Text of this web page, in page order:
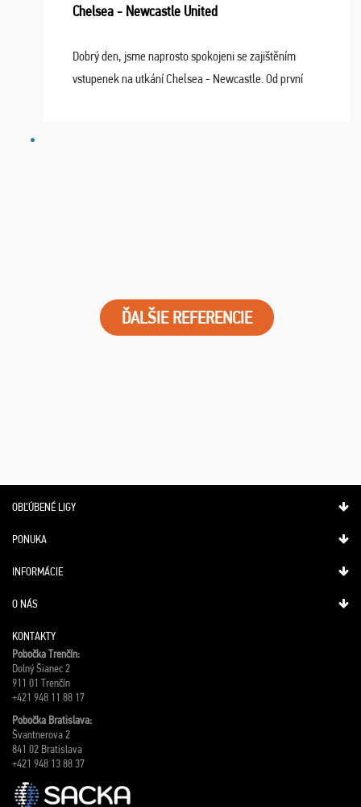
Chelsea - Newcastle United
Dobrý den, jsme naprosto spokojeni se zajištěním
vstupenek na utkání Chelsea - Newcastle. Od první
ĎALŠIE REFERENCIE
OBĽÚBENÉ LIGY
PONUKA
INFORMÁCIE
O NÁS
KONTAKTY
Pobočka Trenčín:
Dolný Šianec 2
911 01 Trenčín
+421 948 11 88 17
Pobočka Bratislava:
Švantnerova 2
841 02 Bratislava
+421 948 13 88 37